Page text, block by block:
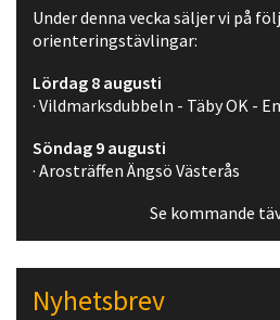
Under denna vecka säljer vi på
orienteringstävlingar:
Lördag 8 augusti
· Vildmarksdubbeln - Täby OK -
Söndag 9 augusti
· Arosträffen Ängsö Västerås
Se kommande
Nyhetsbrev